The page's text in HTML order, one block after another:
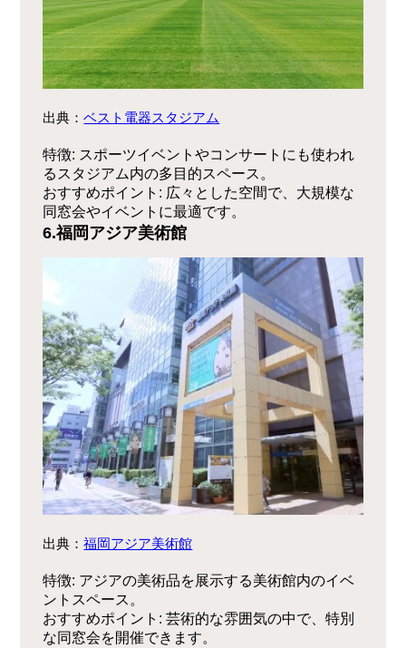
出典：ベスト電器スタジアム
特徴: スポーツイベントやコンサートにも使われ
るスタジアム内の多目的スペース。
おすすめポイント : 広々とした空間で、大規模な
同窓会やイベントに最適です。
6.福岡アジア美術館
出典：福岡アジア美術館
特徴: アジアの美術品を展示する美術館内のイベ
ントスペース。
おすすめポイント : 芸術的な雰囲気の中で、特別
な同窓会を開催できます。